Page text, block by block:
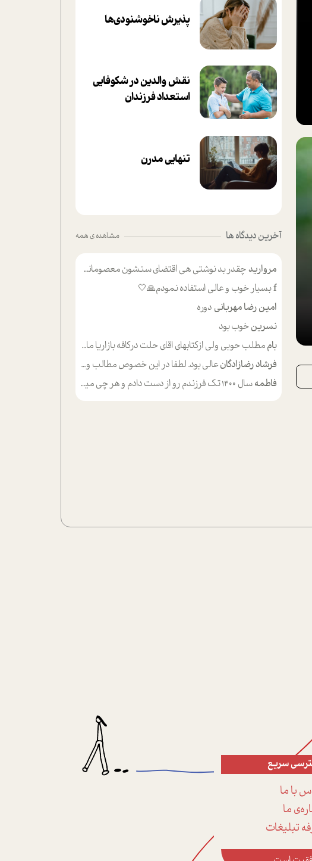
پذیرش ناخوشنودی‌ها
نقش والدین در شکوفا‌یی
ا‌ستعداد فرزندان‌
تنهایی مدرن
آخرین دیدگاه ها مشاهده ی همه
مرواریدچقدر بد نوشتی هی اقتضای سنشون معصومانه این اون خلی؟نکنه تا چهل سالگی پوشکت میکردن و شیر میخوردی که به اینا میگی کودک
fبسیار خوب و عالی استفاده نمودم🙏🤍
امین رضا مهربانی دوره
نسرینخوب بود
باممطلب حوبی ولی ازکتابهای اقای حلت درکافه بازاریا مایکت میزاشتن رایگان خوب بود ولی هرکدام خلاصه شده ش تومجله از طریق سایت هم خوبه اینکه درزیر اخرصفحه گذاشته شده خب ادم خبره میره نصب میکنه میخونه ولی هرکسی گوشیش ظرفیتش نداره باتشکر
فرشاد رضازادگانعالی بود. لطفا در این خصوص مطالب و مثال های بیشتر ی ارایه دهید
فاطمهسال ۱۴۰۰ تک فرزندم رو از دست دادم و هر چی میگذره حالم بدتر میشه و دلتنگتر تنایی رو ترجیح دادم و معاشرت برام سخت شده
سریع
با ما
ما
تبلیغات